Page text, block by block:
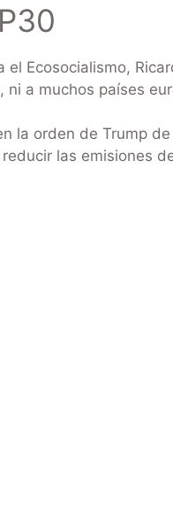
Ecosocialismo,
a muchos países
la orden de Trump
las emisiones